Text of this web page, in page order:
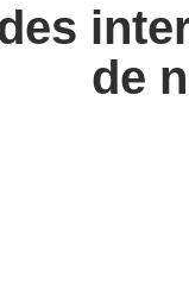
de